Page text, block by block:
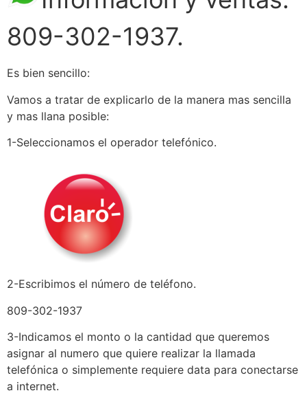
809-302-1937.
Es bien sencillo:
Vamos a tratar de explicarlo de la manera mas sencilla
y mas llana posible:
1-Seleccionamos el operador telefónico.
2-Escribimos el número de teléfono.
809-302-1937
3-Indicamos el monto o la cantidad que queremos
asignar al numero que quiere realizar la llamada
telefónica o simplemente requiere data para conectarse
a internet.